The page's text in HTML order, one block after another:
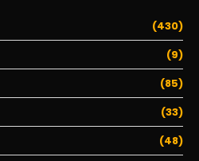
(430)
(9)
(85)
(33)
(48)